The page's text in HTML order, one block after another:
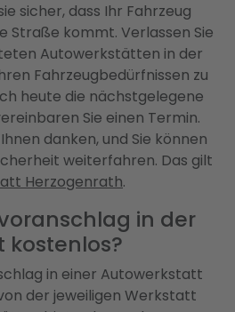
sicher, dass Ihr Fahrzeug
Straße kommt. Verlassen Sie
Autowerkstätten in der
Fahrzeugbedürfnissen zu
heute die nächstgelegene
Sie einen Termin.
danken, und Sie können
weiterfahren. Das gilt
Herzogenrath.
in der
kostenlos?
in einer Autowerkstatt
der jeweiligen Werkstatt